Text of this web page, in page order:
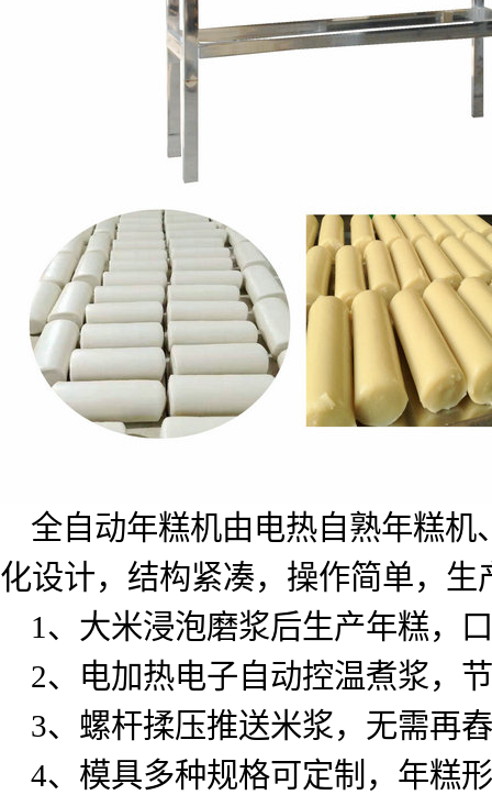
全自动年糕机由电热自熟年糕
化设计，结构紧凑，操作简单，
1 、大米浸泡磨浆后生产年糕，
2、电加热电子自动控温煮浆，
3、螺杆揉压推送米浆，无需再
4、模具多种规格可定制，年糕